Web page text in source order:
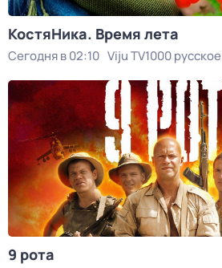
КостяНика. Время лета
Сегодня в 02:10 Viju TV1000 русское
9 рота